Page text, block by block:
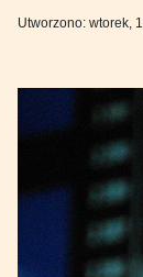
Utworzono: wtorek,